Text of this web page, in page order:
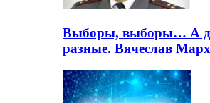
Выборы, выборы… А
разные. Вячеслав